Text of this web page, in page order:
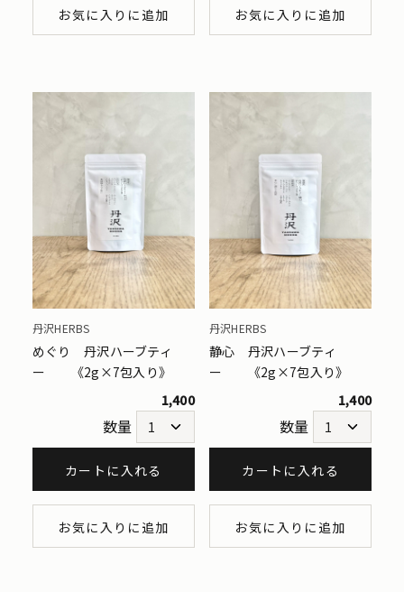
お気に入りに追加 お気に入りに追加
丹沢HERBS
めぐり 丹沢ハーブティ
ー 《2g×7包入り》
1,400
数量
カートに入れる
お気に入りに追加
丹沢HERBS
静心 丹沢ハーブティ
ー 《2g×7包入り》
1,400
数量
カートに入れる
お気に入りに追加